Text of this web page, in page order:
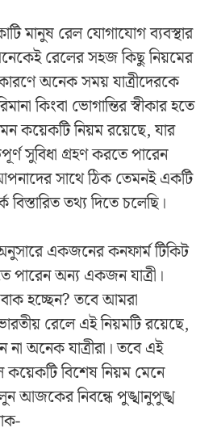
মানুষ রেল যোগাযোগ ব্যবস্থার
রেলের সহজ কিছু নিয়মের
অনেক সময় যাত্রীদেরকে
কিংবা ভোগান্তির স্বীকার হতে
কয়েকটি নিয়ম রয়েছে, যার
সুবিধা গ্রহণ করতে পারেন
সাথে ঠিক তেমনই একটি
তথ্য দিতে চলেছি।
একজনের কনফার্ম টিকিট
পারেন অন্য একজন যাত্রী।
হচ্ছেন? তবে আমরা
রেলে এই নিয়মটি রয়েছে,
না অনেক যাত্রীরা। তবে এই
কয়েকটি বিশেষ নিয়ম মেনে
আজকের নিবন্ধে পুঙ্খানুপুঙ্খ